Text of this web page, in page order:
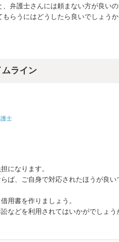
弁護士さんには頼まない方が良いの
らうにはどうしたら良いでしょうか
ライン
士
になります。
ば、ご自身で対応されたほうが良い
用書を作りましょう。
などを利用されてはいかがでしょう